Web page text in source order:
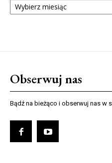
NUMERÓW
Obserwuj nas
Bądź na bieżąco i obserwuj nas w